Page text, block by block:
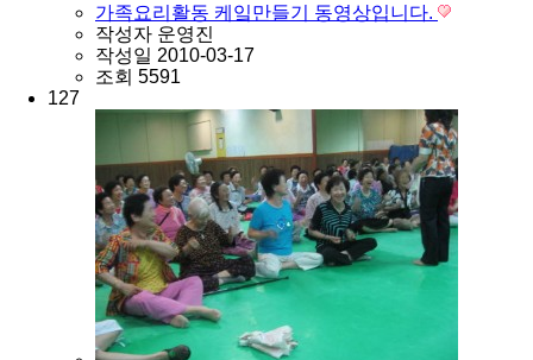
가족요리활동 케잌만들기 동영상입니다.
작성자 운영진
작성일 2010-03-17
조회 5591
127